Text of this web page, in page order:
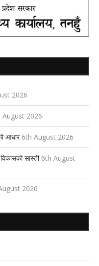
2026
August 2026
आधार 6th August 2026
सास्ती 6th August
2026